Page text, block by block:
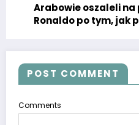
Arabowie oszaleli
Ronaldo po tym, jak
POST COMMENT
Comments